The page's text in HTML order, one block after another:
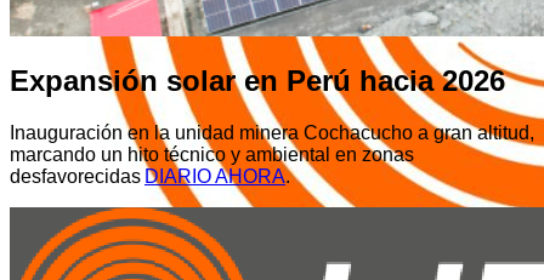
Expansión solar en Perú hacia 2026
Inauguración en la unidad minera Cochacucho a gran altitud,
marcando un hito técnico y ambiental en zonas
desfavorecidas DIARIO AHORA.